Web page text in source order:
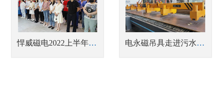
悍威磁电2022上半年工作总结会议顺利召开 电永磁吊具走进污水处理水箱的生产车间会带来哪些变化